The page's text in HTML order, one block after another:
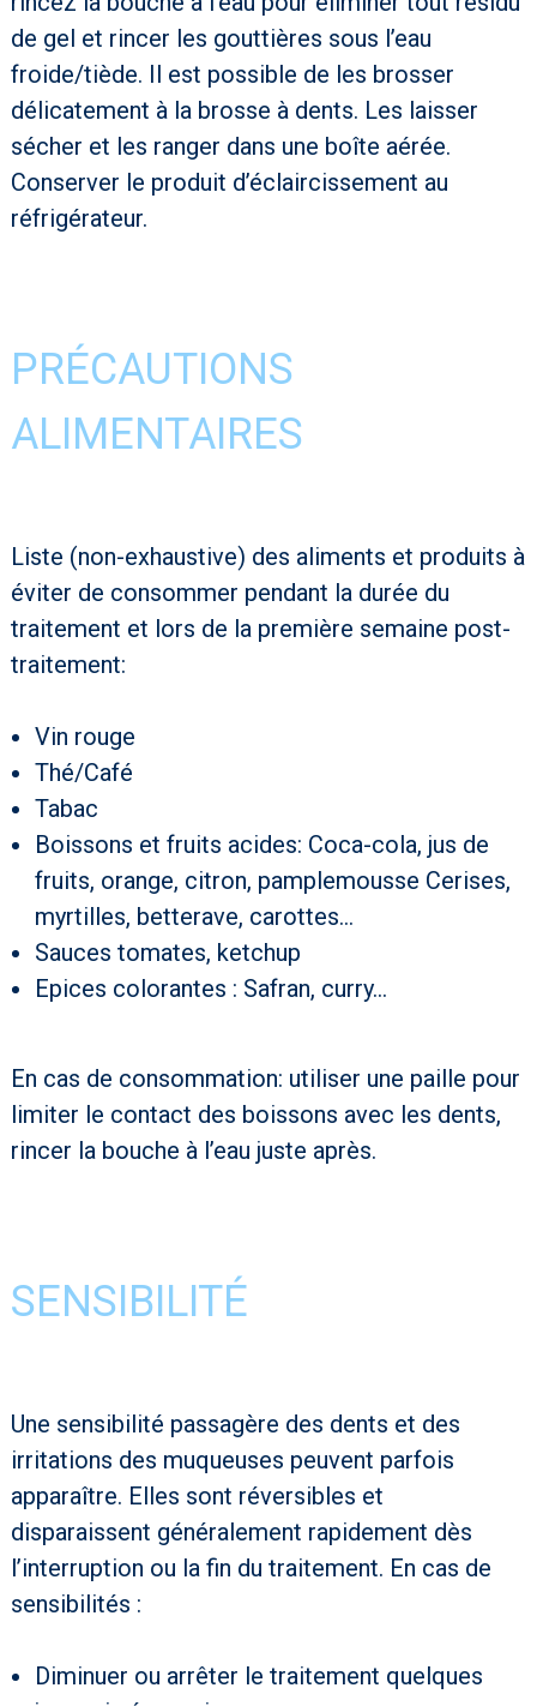
de gel et rincer les gouttières sous l’eau
froide/tiède. Il est possible de les brosser
délicatement à la brosse à dents. Les laisser
sécher et les ranger dans une boîte aérée.
Conserver le produit d’éclaircissement au
réfrigérateur.
PRÉCAUTIONS
ALIMENTAIRES
Liste (non-exhaustive) des aliments et produits à
éviter de consommer pendant la durée du
traitement et lors de la première semaine post-
traitement:
Vin rouge
Thé/Café
Tabac
Boissons et fruits acides: Coca-cola, jus de
fruits, orange, citron, pamplemousse Cerises,
myrtilles, betterave, carottes…
Sauces tomates, ketchup
Epices colorantes : Safran, curry…
En cas de consommation: utiliser une paille pour
limiter le contact des boissons avec les dents,
rincer la bouche à l’eau juste après.
SENSIBILITÉ
Une sensibilité passagère des dents et des
irritations des muqueuses peuvent parfois
apparaître. Elles sont réversibles et
disparaissent généralement rapidement dès
l’interruption ou la fin du traitement. En cas de
sensibilités :
Diminuer ou arrêter le traitement quelques